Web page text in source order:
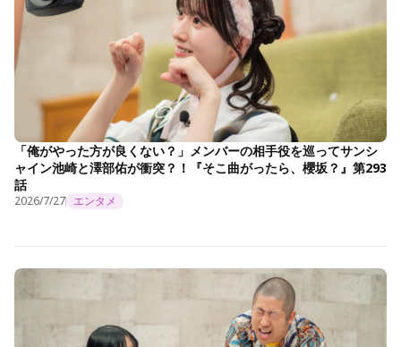
「俺がやった方が良くない？」メンバーの相手役を巡ってサンシ
ャイン池崎と澤部佑が衝突？！『そこ曲がったら、櫻坂？』第293
話
2026/7/27 エンタメ